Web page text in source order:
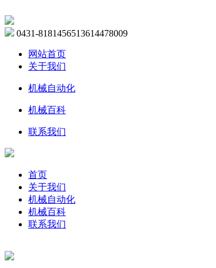
0431-8181456513614478009
网站首页
关于我们
机械自动化
机械百科
联系我们
首页
关于我们
机械自动化
机械百科
联系我们